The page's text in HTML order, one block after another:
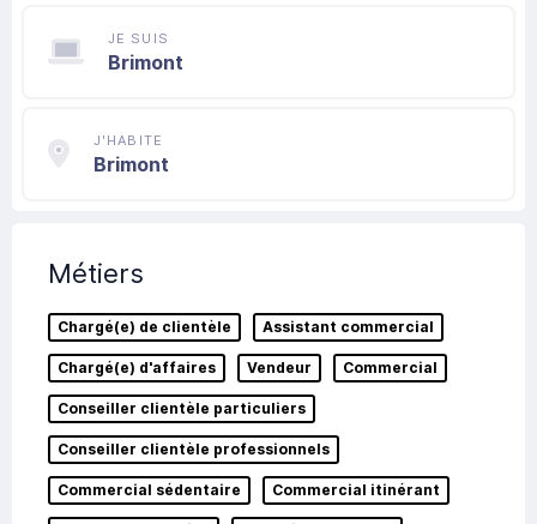
JE SUIS
Brimont
J'HABITE
Brimont
Métiers
Chargé(e) de clientèle Assistant commercial
Chargé(e) d'affaires Vendeur Commercial
Conseiller clientèle particuliers
Conseiller clientèle professionnels
Commercial sédentaire Commercial itinérant